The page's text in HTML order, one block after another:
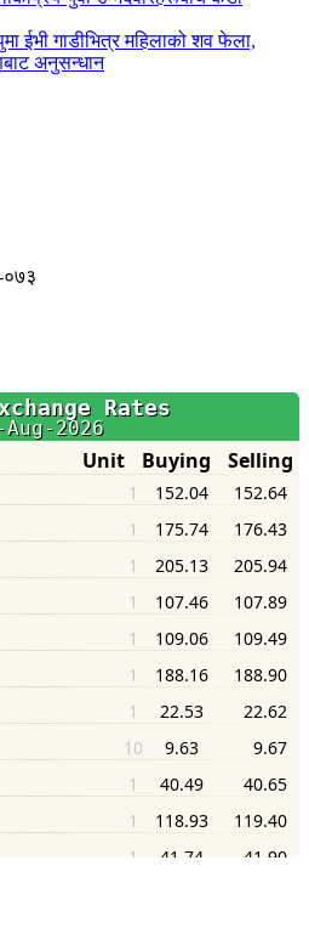
ईभी गाडीभित्र महिलाको शव फेला,
अनुसन्धान
०७३